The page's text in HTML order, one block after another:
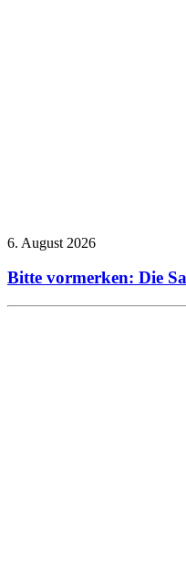
6. August 2026
Bitte vormerken: Die